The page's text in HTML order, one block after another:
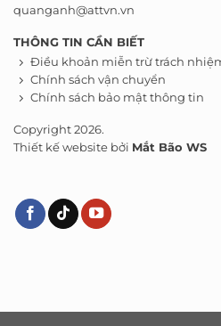
THÔNG TIN CẦN BIẾT
Điều khoản miễn trừ trách nhiệm
Chính sách vận chuyển
Chính sách bảo mật thông tin
Thiết kế website bởi
Mắt Bão WS